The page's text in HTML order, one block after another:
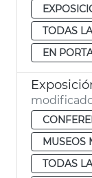
TODAS
EN
MUSEOS
TODAS